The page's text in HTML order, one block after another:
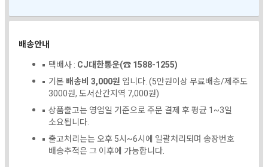
배송안내
택배사 : CJ대한통운(☎ 1588-1255)
기본 배송비 3,000원 입니다. (5만원이상 무료배송/제주도
3000원, 도서산간지역 7,000원)
상품출고는 영업일 기준으로 주문 결제 후 평균 1~3일
소요됩니다.
출고처리는는 오후 5시~6시에 일괄처리되며 송장번호
배송추적은 그 이후에 가능합니다.